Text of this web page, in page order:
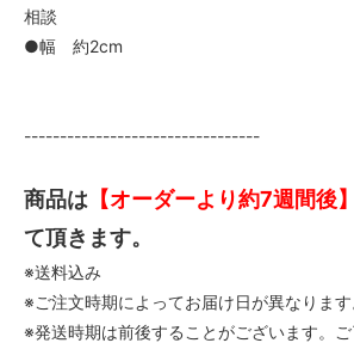
相談
●幅 約2cm
---------------------------------
商品は 【オーダーより約7週間後】
て頂きます。
※送料込み
※ご注文時期によってお届け日が異なります
※発送時期は前後することがございます。ご